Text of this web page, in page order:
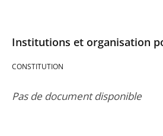
Institutions et organisation
CONSTITUTION
Pas de document disponible